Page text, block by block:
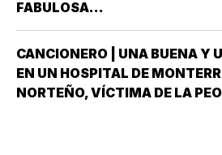
FABULOSA...
CANCIONERO | UNA BUENA Y
EN UN HOSPITAL DE
NORTEÑO, VÍCTIMA DE LA